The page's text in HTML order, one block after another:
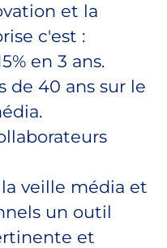
et la
c'est :
en 3 ans.
de 40 ans sur le
veille média et
un outil
et